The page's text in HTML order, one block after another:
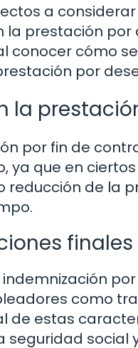
a
la prestación
conocer cómo
por
la
por fin de
ya que en
reducción de la
finales
indemnización
como
de estas
seguridad